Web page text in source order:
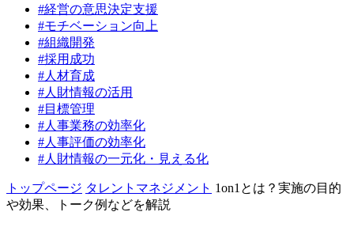
#経営の意思決定支援
#モチベーション向上
#組織開発
#採用成功
#人材育成
#人財情報の活用
#目標管理
#人事業務の効率化
#人事評価の効率化
#人財情報の一元化・見える化
トップページ タレントマネジメント 1on1とは？実施の目的
や効果、トーク例などを解説